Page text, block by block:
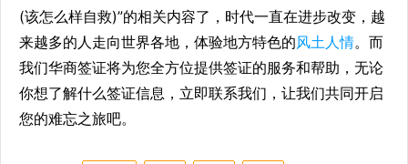
(该怎么样自救)”的相关内容了，时代一直在进步改变，越
来越多的人走向世界各地，体验地方特色的风土人情。而
我们华商签证将为您全方位提供签证的服务和帮助，无论
你想了解什么签证信息，立即联系我们，让我们共同开启
您的难忘之旅吧。